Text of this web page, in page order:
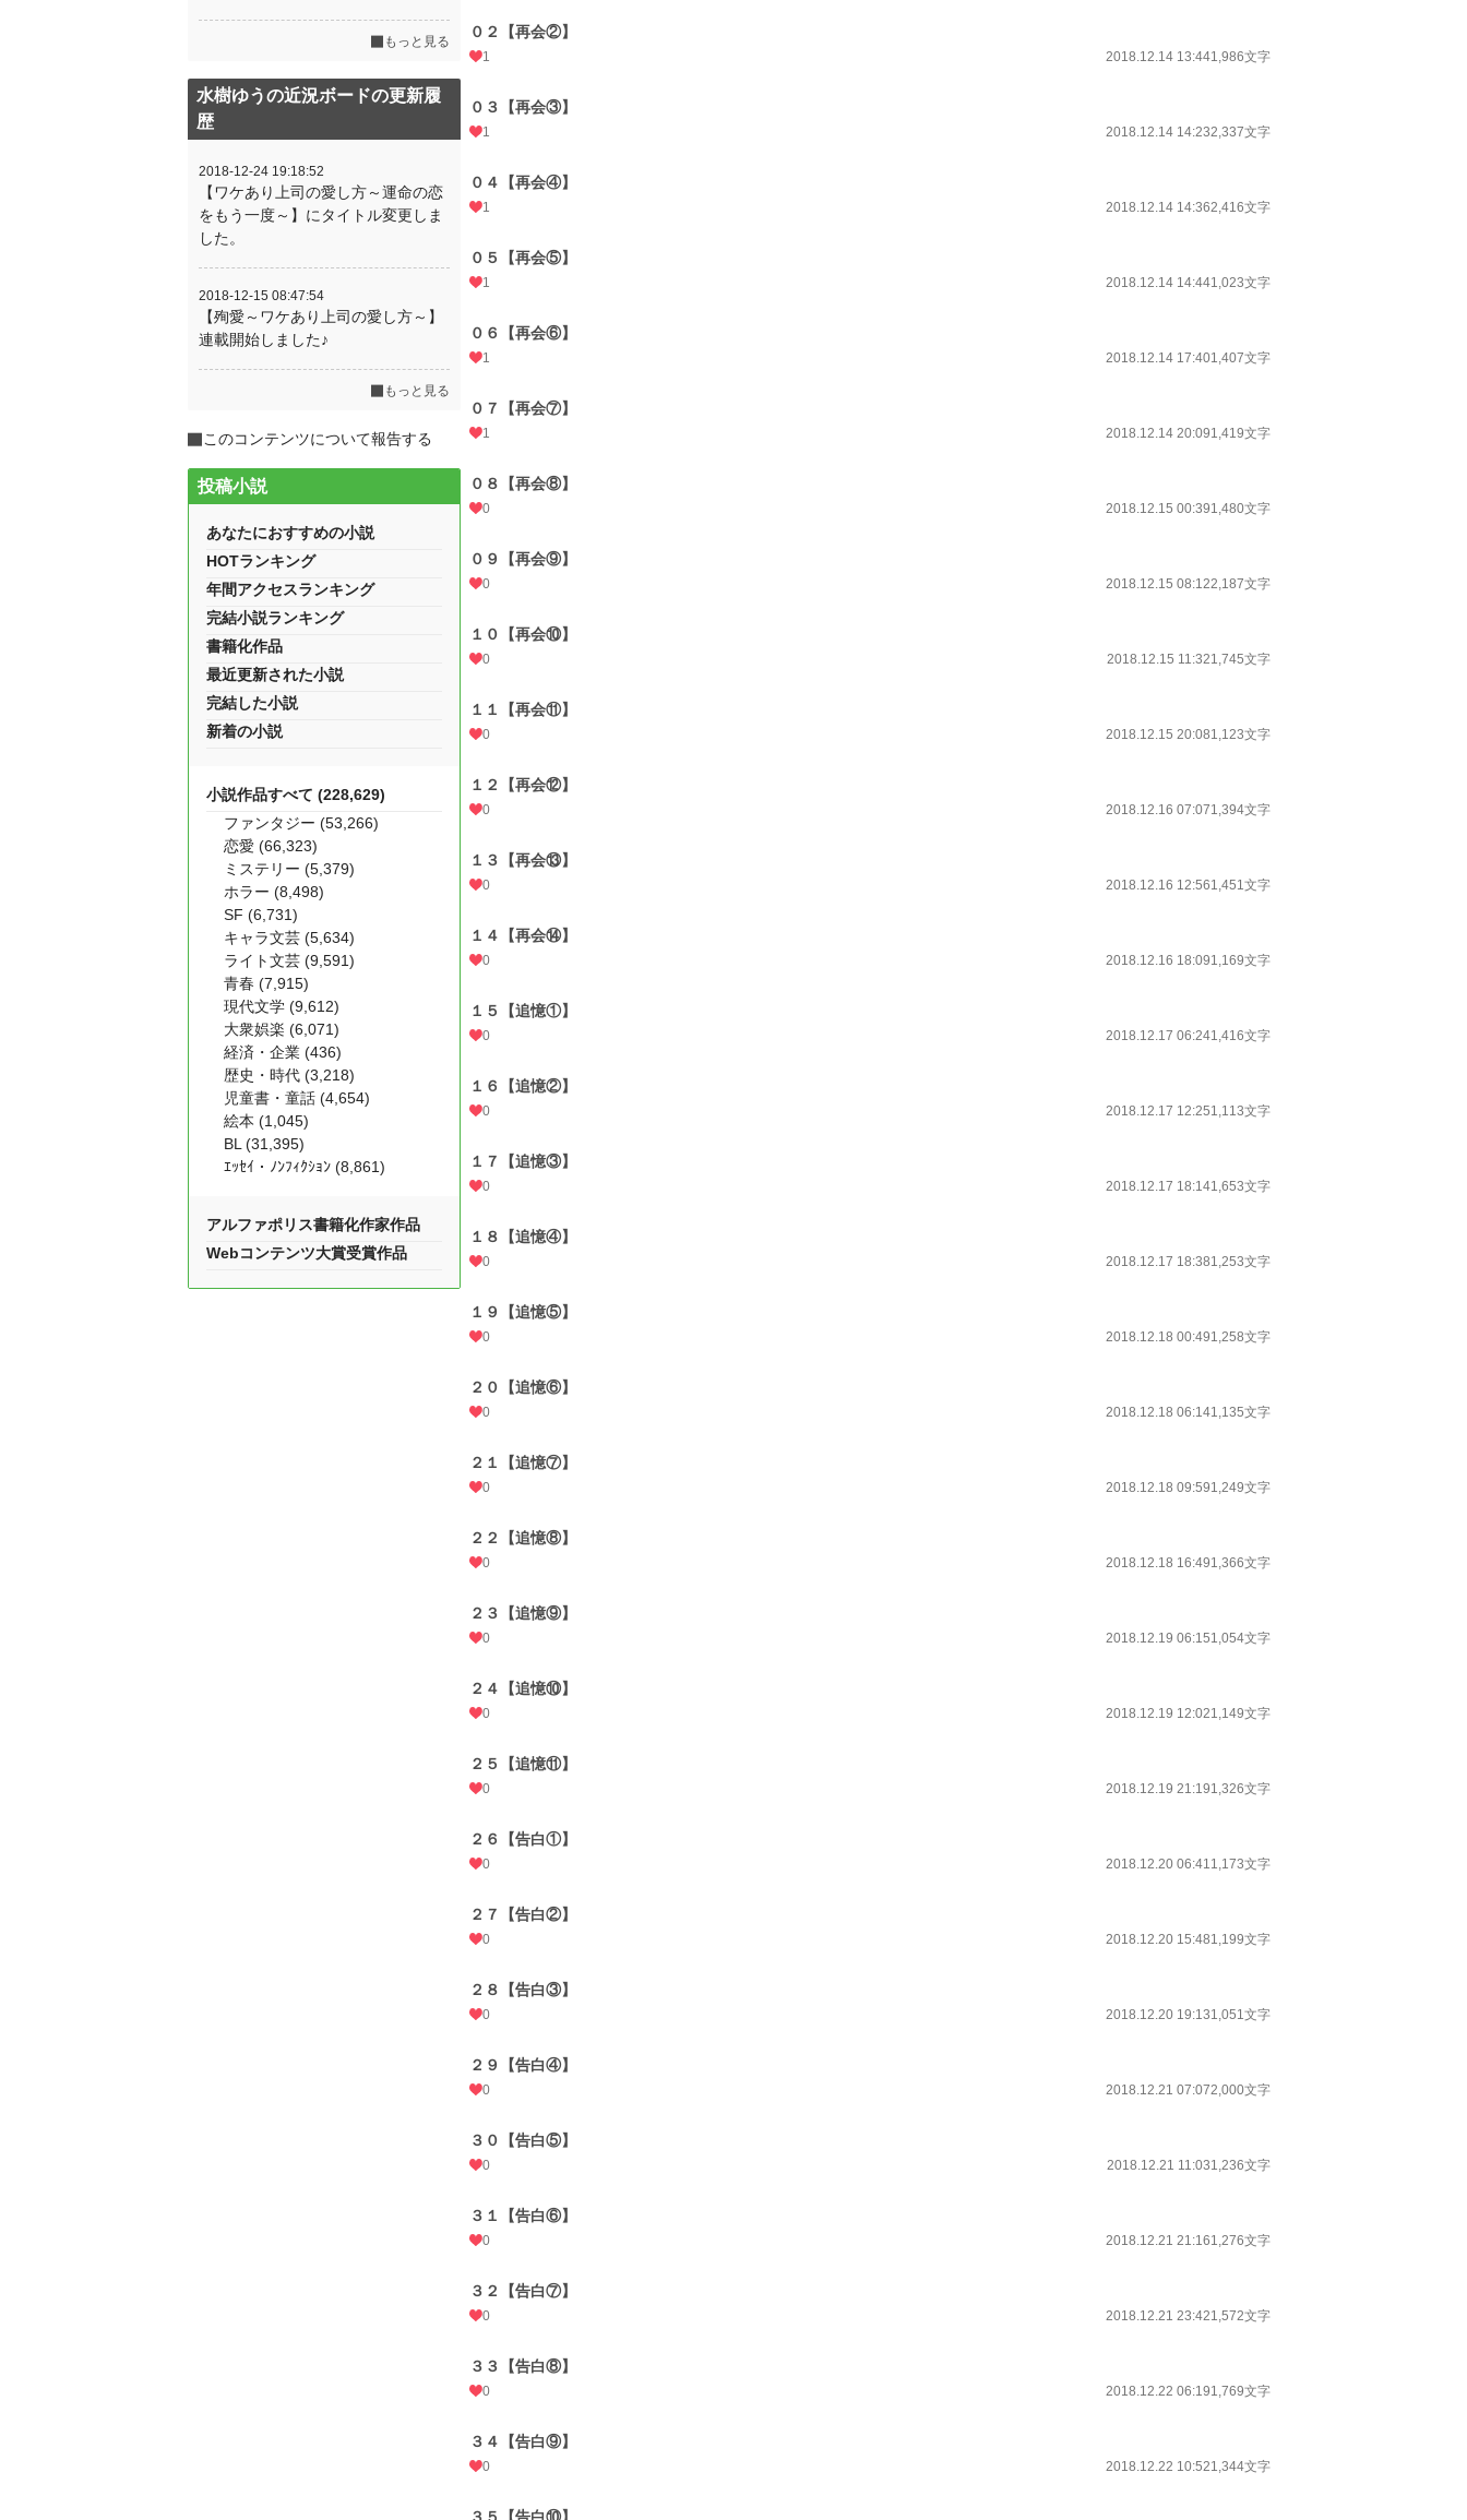
０２【再会②】
1 2018.12.14 13:441,986文字
０３【再会③】
1 2018.12.14 14:232,337文字
０４【再会④】
1 2018.12.14 14:362,416文字
０５【再会⑤】
1 2018.12.14 14:441,023文字
０６【再会⑥】
1 2018.12.14 17:401,407文字
０７【再会⑦】
1 2018.12.14 20:091,419文字
０８【再会⑧】
0 2018.12.15 00:391,480文字
０９【再会⑨】
0 2018.12.15 08:122,187文字
１０【再会⑩】
0 2018.12.15 11:321,745文字
１１【再会⑪】
0 2018.12.15 20:081,123文字
１２【再会⑫】
0 2018.12.16 07:071,394文字
１３【再会⑬】
0 2018.12.16 12:561,451文字
１４【再会⑭】
0 2018.12.16 18:091,169文字
１５【追憶①】
0 2018.12.17 06:241,416文字
１６【追憶②】
0 2018.12.17 12:251,113文字
１７【追憶③】
0 2018.12.17 18:141,653文字
１８【追憶④】
0 2018.12.17 18:381,253文字
１９【追憶⑤】
0 2018.12.18 00:491,258文字
２０【追憶⑥】
0 2018.12.18 06:141,135文字
２１【追憶⑦】
0 2018.12.18 09:591,249文字
２２【追憶⑧】
0 2018.12.18 16:491,366文字
２３【追憶⑨】
0 2018.12.19 06:151,054文字
２４【追憶⑩】
0 2018.12.19 12:021,149文字
２５【追憶⑪】
0 2018.12.19 21:191,326文字
２６【告白①】
0 2018.12.20 06:411,173文字
２７【告白②】
0 2018.12.20 15:481,199文字
２８【告白③】
0 2018.12.20 19:131,051文字
２９【告白④】
0 2018.12.21 07:072,000文字
３０【告白⑤】
0 2018.12.21 11:031,236文字
３１【告白⑥】
0 2018.12.21 21:161,276文字
３２【告白⑦】
0 2018.12.21 23:421,572文字
３３【告白⑧】
0 2018.12.22 06:191,769文字
３４【告白⑨】
0 2018.12.22 10:521,344文字
もっと見る
水樹ゆうの近況ボードの更新履
歴
2018-12-24 19:18:52
【ワケあり上司の愛し方～運命の恋
をもう一度～】にタイトル変更しま
した。
2018-12-15 08:47:54
【殉愛～ワケあり上司の愛し方～】
連載開始しました♪
もっと見る
このコンテンツについて報告する
投稿小説
あなたにおすすめの小説
HOTランキング
年間アクセスランキング
完結小説ランキング
書籍化作品
最近更新された小説
完結した小説
新着の小説
小説作品すべて (228,629)
ファンタジー (53,266)
恋愛 (66,323)
ミステリー (5,379)
ホラー (8,498)
SF (6,731)
キャラ文芸 (5,634)
ライト文芸 (9,591)
青春 (7,915)
現代文学 (9,612)
大衆娯楽 (6,071)
経済・企業 (436)
歴史・時代 (3,218)
児童書・童話 (4,654)
絵本 (1,045)
BL (31,395)
ｴｯｾｲ・ﾉﾝﾌｨｸｼｮﾝ (8,861)
アルファポリス書籍化作家作品
Webコンテンツ大賞受賞作品